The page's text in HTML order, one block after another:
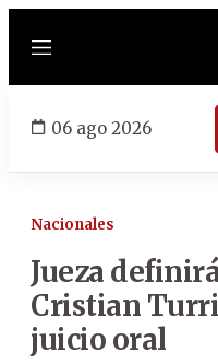
Menú
06 ago 2026
Nacionales
Jueza
Cristian
juicio oral